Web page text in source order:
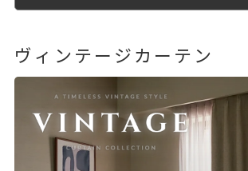
ヴィンテージカーテン